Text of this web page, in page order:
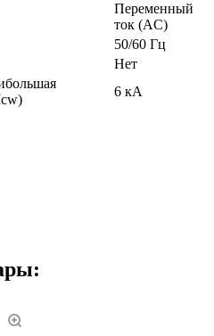
Переменный
ток (AC)
50/60 Гц
Нет
6 кА